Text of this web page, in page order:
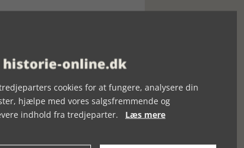
cookies for at fungere, analysere din
hjælpe med vores salgsfremmende og
indhold fra tredjeparter. Læs mere